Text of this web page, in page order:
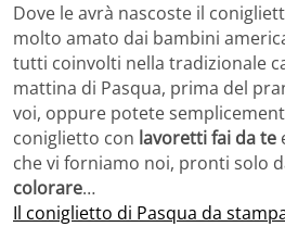
Dove le avrà nascoste il
molto amato dai bambini
tutti coinvolti nella tradizionale
mattina di Pasqua, prima del
voi, oppure potete
coniglietto con lavoretti fai da te
che vi forniamo noi, pronti solo
colorare…
Il coniglietto di Pasqua da